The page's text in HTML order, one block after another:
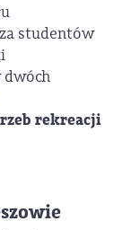
studentów
dwóch
rekreacji